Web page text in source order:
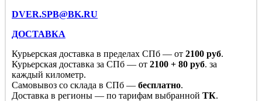
DVER.SPB@BK.RU
ДОСТАВКА
Курьерская доставка в пределах СПб — от 2100 руб.
Курьерская доставка за СПб — от 2100 + 80 руб. за
каждый километр.
Самовывоз со склада в СПб — бесплатно.
Доставка в регионы — по тарифам выбранной ТК.